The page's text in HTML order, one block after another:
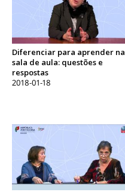
Diferenciar para aprender na
sala de aula: questões e
respostas
2018-01-18